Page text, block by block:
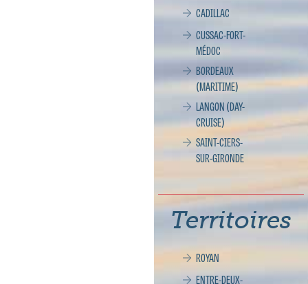
CADILLAC
CUSSAC-FORT-
MÉDOC
BORDEAUX
(MARITIME)
LANGON (DAY-
CRUISE)
SAINT-CIERS-
SUR-GIRONDE
Territoires
ROYAN
ENTRE-DEUX-